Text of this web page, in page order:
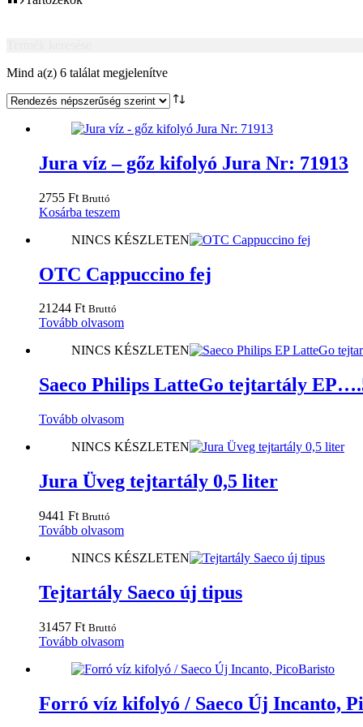
Mind a(z) 6 találat megjelenítveSorted
popularity
Jura víz – gőz kifolyó Jura Nr: 71913
2755 Ft Bruttó
Kosárba teszem
NINCS KÉSZLETEN
OTC Cappuccino fej
21244 Ft Bruttó
Tovább olvasom
NINCS KÉSZLETEN
Saeco Philips LatteGo tejtartály
Tovább olvasom
NINCS KÉSZLETEN
Jura Üveg tejtartály 0,5 liter
9441 Ft Bruttó
Tovább olvasom
NINCS KÉSZLETEN
Tejtartály Saeco új tipus
31457 Ft Bruttó
Tovább olvasom
Forró víz kifolyó / Saeco Új Incanto,